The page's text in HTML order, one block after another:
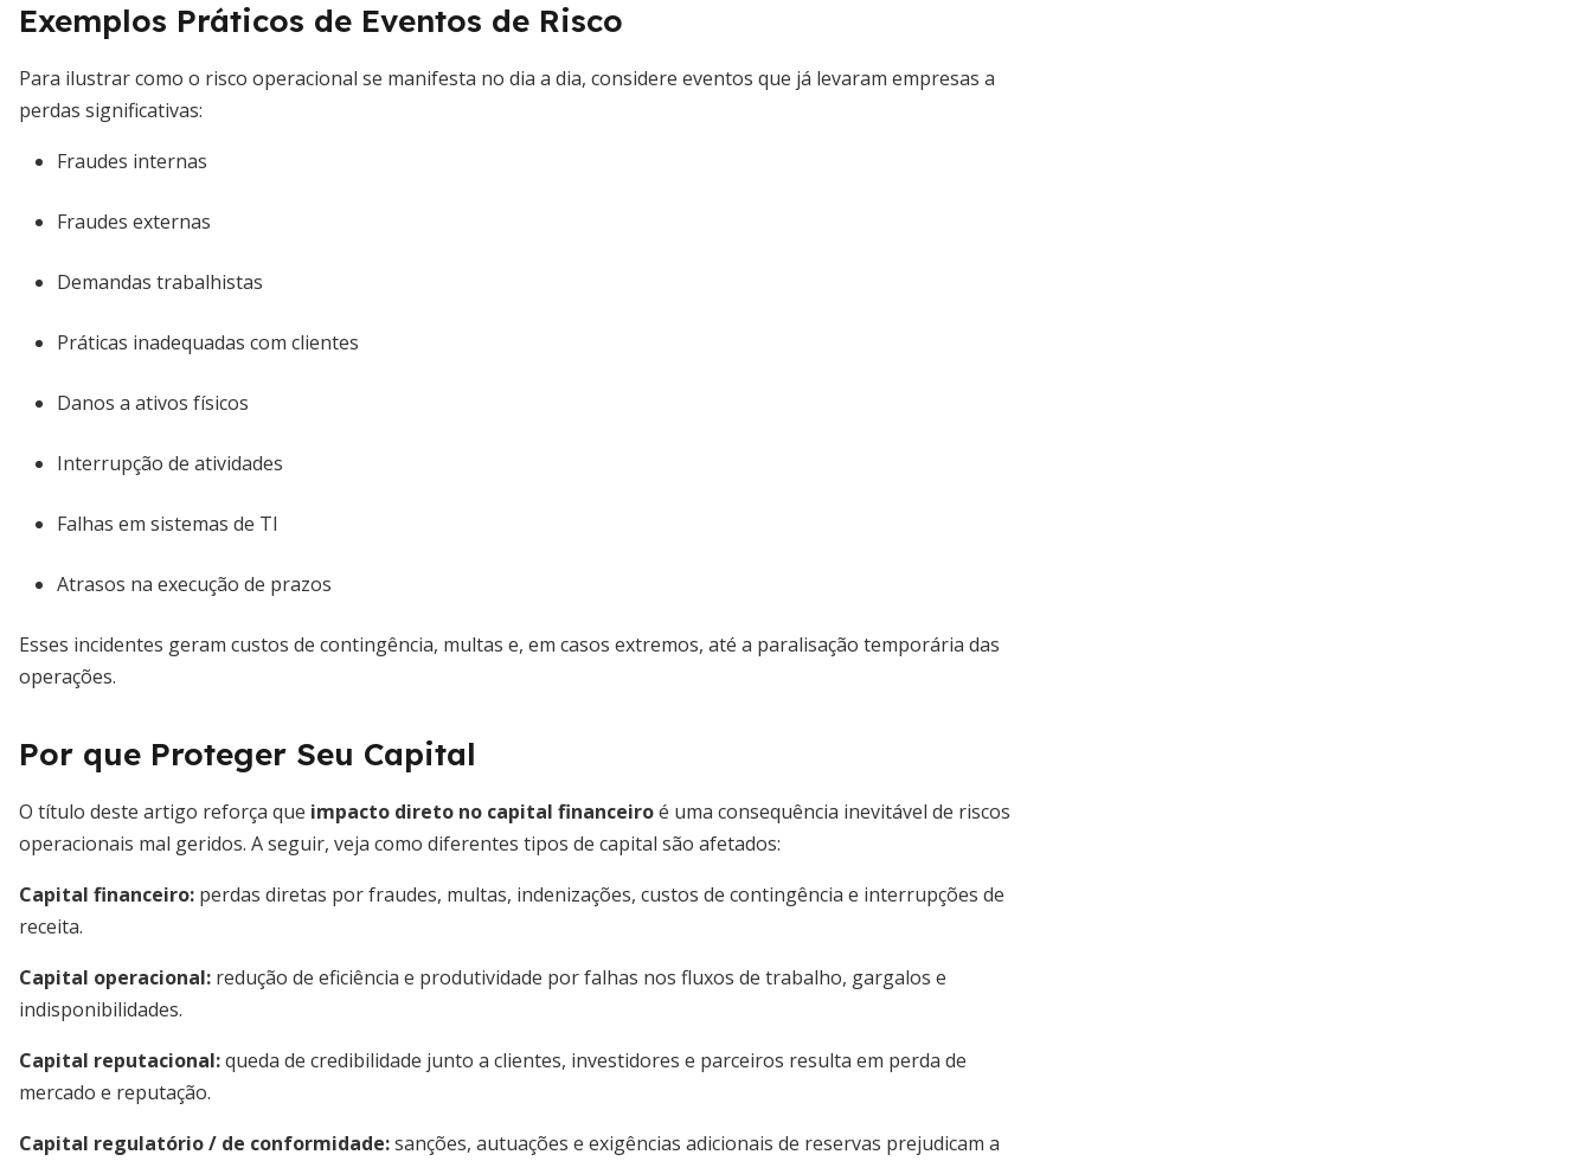
Exemplos Práticos de Eventos de Risco
Para ilustrar como o risco operacional se manifesta no dia a dia, considere eventos que já levaram empresas a
perdas significativas:
Fraudes internas
Fraudes externas
Demandas trabalhistas
Práticas inadequadas com clientes
Danos a ativos físicos
Interrupção de atividades
Falhas em sistemas de TI
Atrasos na execução de prazos
Esses incidentes geram custos de contingência, multas e, em casos extremos, até a paralisação temporária das
operações.
Por que Proteger Seu Capital
O título deste artigo reforça que impacto direto no capital financeiroé uma consequência inevitável de riscos
operacionais mal geridos. A seguir, veja como diferentes tipos de capital são afetados:
Capital financeiro: perdas diretas por fraudes, multas, indenizações, custos de contingência e interrupções de
receita.
Capital operacional: redução de eficiência e produtividade por falhas nos fluxos de trabalho, gargalos e
indisponibilidades.
Capital reputacional:queda de credibilidade junto a clientes, investidores e parceiros resulta em perda de
mercado e reputação.
Capital regulatório / de conformidade:sanções, autuações e exigências adicionais de reservas prejudicam a